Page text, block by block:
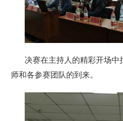
决赛在主持人的精彩开场
师和各参赛团队的到来。